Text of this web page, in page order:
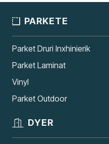
PARKETE
Parket Druri Inxhinierik
Parket Laminat
Vinyl
Parket Outdoor
DYER